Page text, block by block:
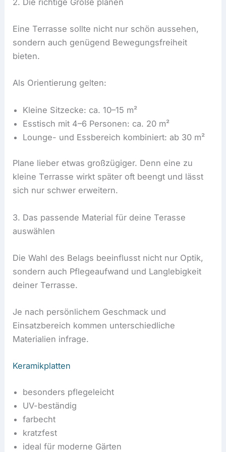
Eine Terrasse sollte nicht nur schön aussehen,
sondern auch genügend Bewegungsfreiheit
bieten.
Als Orientierung gelten:
Kleine Sitzecke: ca. 10–15 m²
Esstisch mit 4–6 Personen: ca. 20 m²
Lounge- und Essbereich kombiniert: ab 30 m²
Plane lieber etwas großzügiger. Denn eine zu
kleine Terrasse wirkt später oft beengt und lässt
sich nur schwer erweitern.
3. Das passende Material für deine Terasse
auswählen
Die Wahl des Belags beeinflusst nicht nur Optik,
sondern auch Pflegeaufwand und Langlebigkeit
deiner Terrasse.
Je nach persönlichem Geschmack und
Einsatzbereich kommen unterschiedliche
Materialien infrage.
Keramikplatten
besonders pflegeleicht
UV-beständig
farbecht
kratzfest
ideal für moderne Gärten